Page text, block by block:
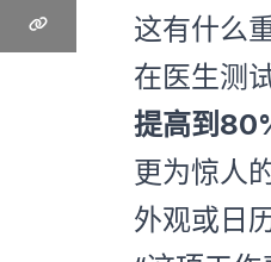
这有什么
在医生测
提高到
更为惊人
外观或日